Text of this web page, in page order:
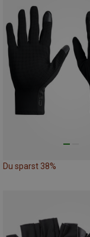
Du sparst 38%